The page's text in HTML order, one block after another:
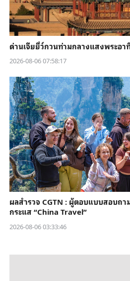
ด่านเจียยี่ว์กวนท่ามกลางแสงพระอ
2026-08-06 07:58:17
ผลสำรวจ CGTN : ผู้ตอบแบบสอบถา
กระแส “China Travel”
2026-08-06 03:33:46